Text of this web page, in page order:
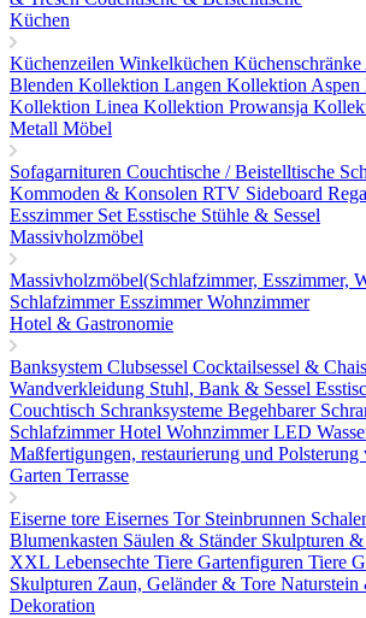
Küchen
Küchenzeilen Winkelküchen Küchenschränke
Blenden Kollektion Langen Kollektion Aspen
Kollektion Linea Kollektion Prowansja
Metall Möbel
Sofagarnituren Couchtische / Beistelltische
Kommoden & Konsolen RTV Sideboard
Esszimmer Set Esstische Stühle & Sessel
Massivholzmöbel
Massivholzmöbel(Schlafzimmer, Esszimmer,
SchlafzimmerEsszimmerWohnzimmer
Hotel & Gastronomie
Banksystem Clubsessel Cocktailsessel &
Wandverkleidung Stuhl, Bank & Sessel
Couchtisch Schranksysteme Begehbarer
SchlafzimmerHotel WohnzimmerLED
Maßfertigungen, restaurierung und
Garten Terrasse
Eiserne tore Eisernes Tor Steinbrunnen
Blumenkasten Säulen & Ständer Skulpturen &
XXL Lebensechte Tiere Gartenfiguren Tiere
Skulpturen Zaun, Geländer & Tore
Dekoration